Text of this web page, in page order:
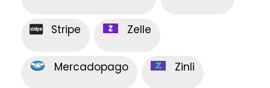
Stripe Zelle
Mercadopago Zinli